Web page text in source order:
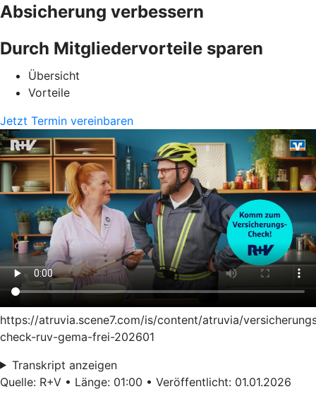
Absicherung verbessern
Durch Mitgliedervorteile sparen
Übersicht
Vorteile
Jetzt Termin vereinbaren
https://atruvia.scene7.com/is/content/atruvia/
check-ruv-gema-frei-202601
Transkript anzeigen
Quelle: R+V • Länge: 01:00 • Veröffentlicht: 01.01.2026